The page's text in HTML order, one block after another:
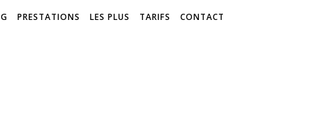
PRESTATIONS LES PLUS TARIFS CONTACT